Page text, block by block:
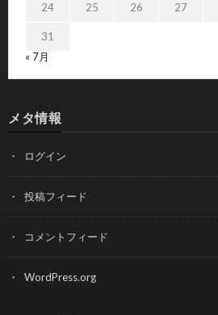
24 25 26 27
31
« 7月
メタ情報
ログイン
投稿フィード
コメントフィード
WordPress.org